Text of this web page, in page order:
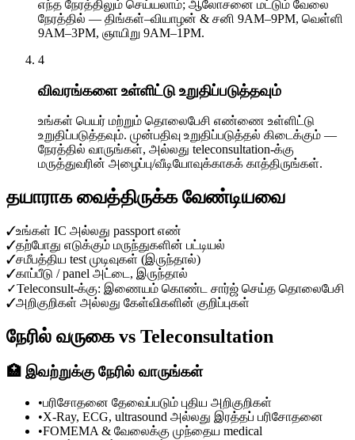
எந்த நேரத்திலும் செய்யலாம்; ஆலோசனை மட்டும் வேலை
நேரத்தில் — திங்கள்–வியாழன் & சனி 9AM–9PM, வெள்ளி
9AM–3PM, ஞாயிறு 9AM–1PM.
4
விவரங்களை உள்ளிட்டு உறுதிப்படுத்தவும்
உங்கள் பெயர் மற்றும் தொலைபேசி எண்ணை உள்ளிட்டு
உறுதிப்படுத்தவும். முன்பதிவு உறுதிப்படுத்தல் கிடைக்கும் —
நேரத்தில் வாருங்கள், அல்லது teleconsultation-க்கு
மருத்துவரின் அழைப்பு/வீடியோவுக்காகக் காத்திருங்கள்.
தயாராக வைத்திருக்க வேண்டியவை
✓உங்கள் IC அல்லது passport எண்
✓தற்போது எடுக்கும் மருந்துகளின் பட்டியல்
✓சமீபத்திய test முடிவுகள் (இருந்தால்)
✓காப்பீடு / panel அட்டை, இருந்தால்
✓Teleconsult-க்கு: இணையம் கொண்ட சார்ஜ் செய்த தொலைபேசி
✓அறிகுறிகள் அல்லது கேள்விகளின் குறிப்புகள்
நேரில் வருகை vs Teleconsultation
🏥 இவற்றுக்கு நேரில் வாருங்கள்
•பரிசோதனை தேவைப்படும் புதிய அறிகுறிகள்
•X-Ray, ECG, ultrasound அல்லது இரத்தப் பரிசோதனை
•FOMEMA & வேலைக்கு முந்தைய medical